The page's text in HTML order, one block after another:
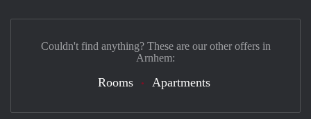
Couldn't find anything? These are our other offers in
Arnhem:
Rooms Apartments